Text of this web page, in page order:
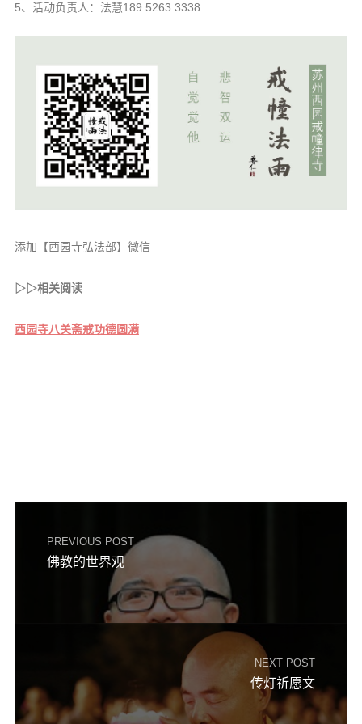
5、活动负责人：法慧189 5263 3338
添加【西园寺弘法部】微信
▷▷相关阅读
西园寺八关斋戒功德圆满
PREVIOUS POST
佛教的世界观
NEXT POST
传灯祈愿文